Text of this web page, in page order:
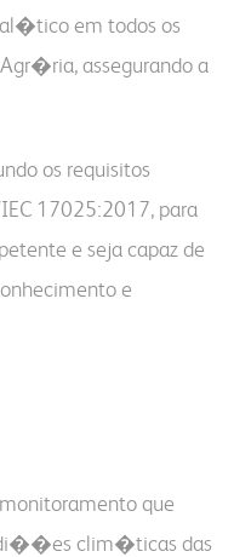
em todos os
assegurando a
os requisitos
17025:2017, para
e seja capaz de
e
que
clim�ticas das